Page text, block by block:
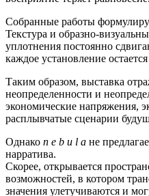
Собранные работы
Текстура и образно-
уплотнения постоянно
каждое установление
Таким образом, выставка
неопределенности и
экономические напряжения,
расплывчатые сценарии
Однако n e b u l a не
нарратива.
Скорее, открывается
возможностей, в котором
значения улетучиваются и